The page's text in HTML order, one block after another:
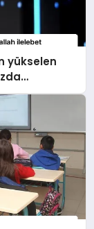
yükselen